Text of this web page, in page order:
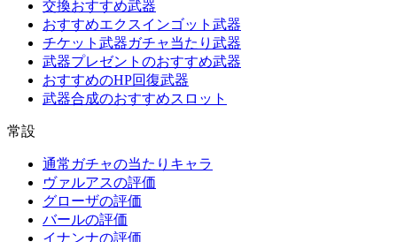
交換おすすめ武器
おすすめエクスインゴット武器
チケット武器ガチャ当たり武器
武器プレゼントのおすすめ武器
おすすめのHP回復武器
武器合成のおすすめスロット
常設
通常ガチャの当たりキャラ
ヴァルアスの評価
グローザの評価
バールの評価
イナンナの評価